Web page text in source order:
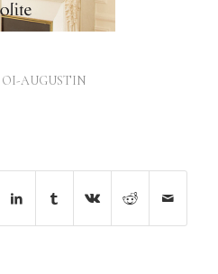
OI-AUGUSTIN